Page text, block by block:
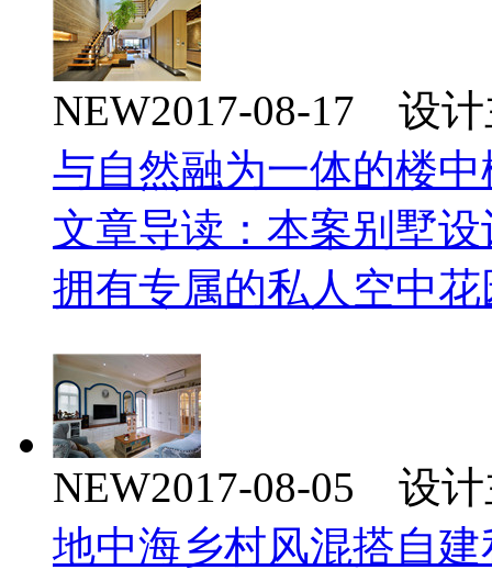
NEW2017-08-17 设
与自然融为一体的楼
文章导读：本案别墅
拥有专属的私人空中
NEW2017-08-05 设
地中海乡村风混搭自